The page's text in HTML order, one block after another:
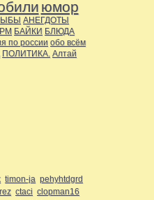
юмор
АНЕГДОТЫ
БАЙКИ БЛЮДА
по россии обо всём
ПОЛИТИКА. Алтай
timon-ja pehyhtdgrd
ctaci clopman16